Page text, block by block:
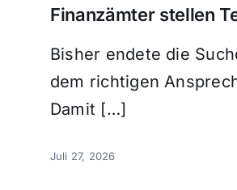
Finanzämter stellen
Bisher endete die
dem richtigen
Damit […]
Juli 27, 2026